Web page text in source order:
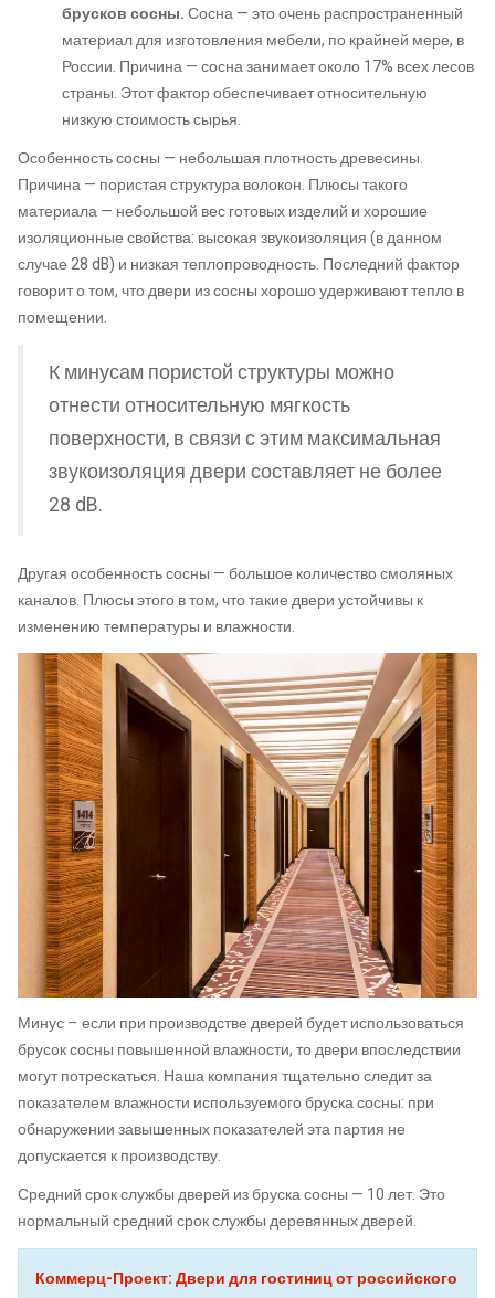
брусков сосны.Сосна — это очень распространенный
материал для изготовления мебели, по крайней мере, в
России. Причина — сосна занимает около 17% всех лесов
страны. Этот фактор обеспечивает относительную
низкую стоимость сырья.
Особенность сосны — небольшая плотность древесины.
Причина — пористая структура волокон. Плюсы такого
материала — небольшой вес готовых изделий и хорошие
изоляционные свойства: высокая звукоизоляция (в данном
случае 28 dB) и низкая теплопроводность. Последний фактор
говорит о том, что двери из сосны хорошо удерживают тепло в
помещении.
К минусам пористой структуры можно
отнести относительную мягкость
поверхности, в связи с этим максимальная
звукоизоляция двери составляет не более
28 dB.
Другая особенность сосны — большое количество смоляных
каналов. Плюсы этого в том, что такие двери устойчивы к
изменению температуры и влажности.
Минус – если при производстве дверей будет использоваться
брусок сосны повышенной влажности, то двери впоследствии
могут потрескаться. Наша компания тщательно следит за
показателем влажности используемого бруска сосны: при
обнаружении завышенных показателей эта партия не
допускается к производству.
Средний срок службы дверей из бруска сосны — 10 лет. Это
нормальный средний срок службы деревянных дверей.
Коммерц-Проект: Двери для гостиниц от российского